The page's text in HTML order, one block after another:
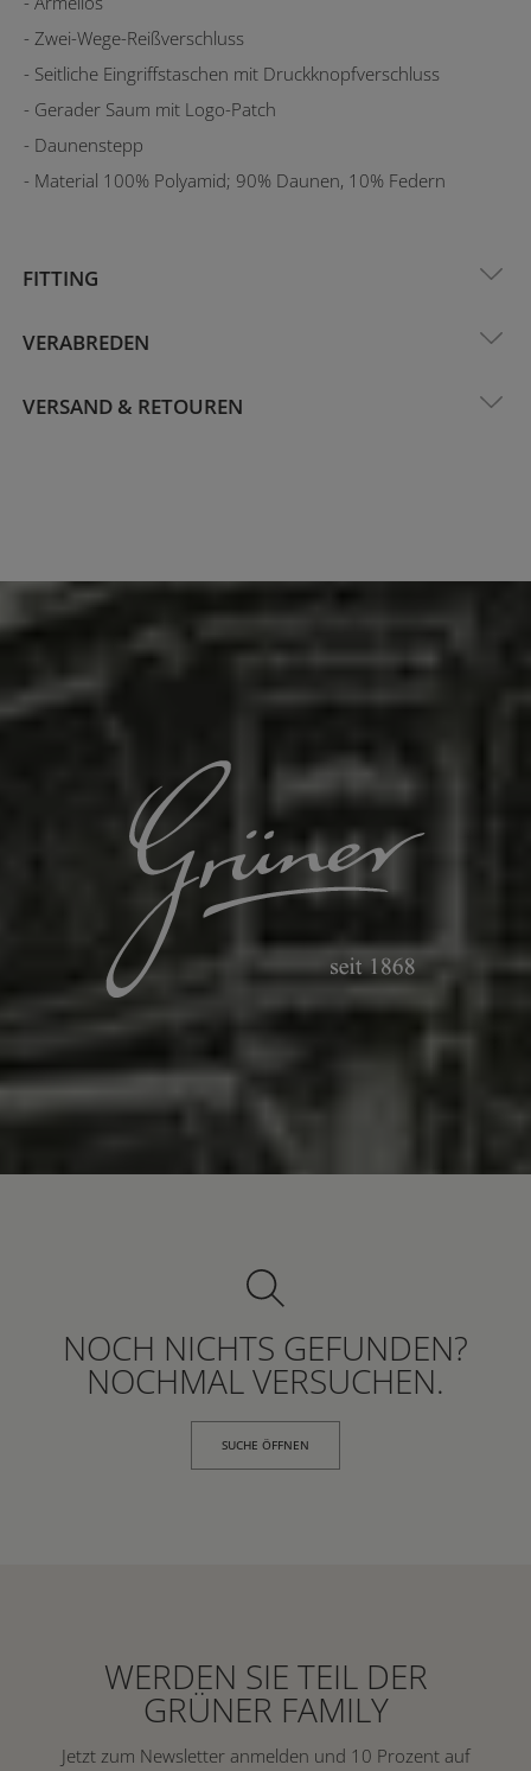
- Zwei-Wege-Reißverschluss
- Seitliche Eingriffstaschen mit Druckknopfverschluss
- Gerader Saum mit Logo-Patch
- Daunenstepp
- Material 100% Polyamid; 90% Daunen, 10% Federn
FITTING
VERABREDEN
VERSAND & RETOUREN
NOCH NICHTS GEFUNDEN?
NOCHMAL VERSUCHEN.
SUCHE ÖFFNEN
WERDEN SIE TEIL DER
GRÜNER FAMILY
Jetzt zum Newsletter anmelden und 10 Prozent auf